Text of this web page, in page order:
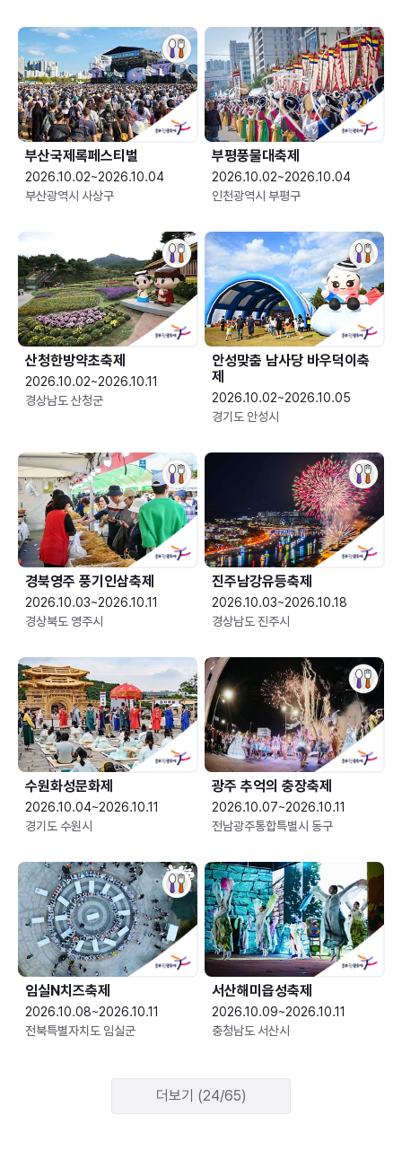
부산국제록페스티벌
2026.10.02~2026.10.04
부산광역시 사상구
부평풍물대축제
2026.10.02~2026.10.04
인천광역시 부평구
산청한방약초축제
2026.10.02~2026.10.11
경상남도 산청군
안성맞춤 남사당 바우덕이축
제
2026.10.02~2026.10.05
경기도 안성시
경북영주 풍기인삼축제
2026.10.03~2026.10.11
경상북도 영주시
진주남강유등축제
2026.10.03~2026.10.18
경상남도 진주시
수원화성문화제
2026.10.04~2026.10.11
경기도 수원시
광주 추억의 충장축제
2026.10.07~2026.10.11
전남광주통합특별시 동구
임실N치즈축제
2026.10.08~2026.10.11
전북특별자치도 임실군
서산해미읍성축제
2026.10.09~2026.10.11
충청남도 서산시
더보기 (24/65)